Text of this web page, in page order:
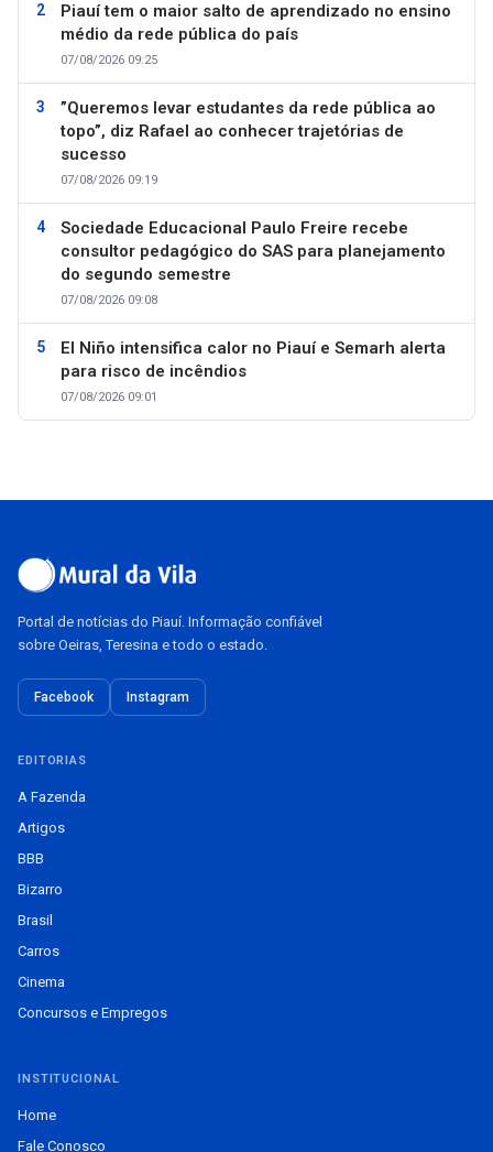
Piauí tem o maior salto de aprendizado no ensino
médio da rede pública do país
07/08/2026 09:25
”Queremos levar estudantes da rede pública ao
topo”, diz Rafael ao conhecer trajetórias de
sucesso
07/08/2026 09:19
Sociedade Educacional Paulo Freire recebe
consultor pedagógico do SAS para planejamento
do segundo semestre
07/08/2026 09:08
El Niño intensifica calor no Piauí e Semarh alerta
para risco de incêndios
07/08/2026 09:01
Portal de notícias do Piauí. Informação confiável
sobre Oeiras, Teresina e todo o estado.
Facebook Instagram
EDITORIAS
A Fazenda
Artigos
BBB
Bizarro
Brasil
Carros
Cinema
Concursos e Empregos
INSTITUCIONAL
Home
Fale Conosco